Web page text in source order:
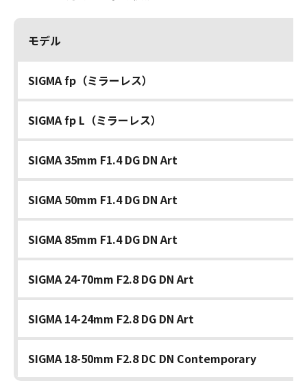
モデル
SIGMA fp（ミラーレス）
SIGMA fp L（ミラーレス）
SIGMA 35mm F1.4 DG DN Art
SIGMA 50mm F1.4 DG DN Art
SIGMA 85mm F1.4 DG DN Art
SIGMA 24-70mm F2.8 DG DN Art
SIGMA 14-24mm F2.8 DG DN Art
SIGMA 18-50mm F2.8 DC DN Contemporary